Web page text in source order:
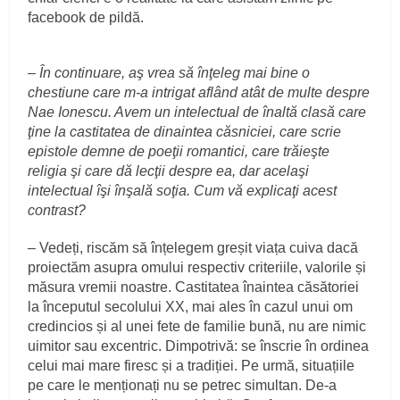
facebook de pildă.
– În continuare, aş vrea să înţeleg mai bine o
chestiune care m-a intrigat aflând atât de multe despre
Nae Ionescu. Avem un intelectual de înaltă clasă care
ţine la castitatea de dinaintea căsniciei, care scrie
epistole demne de poeţii romantici, care trăieşte
religia şi care dă lecţii despre ea, dar acelaşi
intelectual îşi înşală soţia. Cum vă explicaţi acest
contrast?
– Vedeți, riscăm să înțelegem greșit viața cuiva dacă
proiectăm asupra omului respectiv criteriile, valorile și
măsura vremii noastre. Castitatea înaintea căsătoriei
la începutul secolului XX, mai ales în cazul unui om
credincios și al unei fete de familie bună, nu are nimic
uimitor sau excentric. Dimpotrivă: se înscrie în ordinea
celui mai mare firesc și a tradiției. Pe urmă, situațiile
pe care le menționați nu se petrec simultan. De-a